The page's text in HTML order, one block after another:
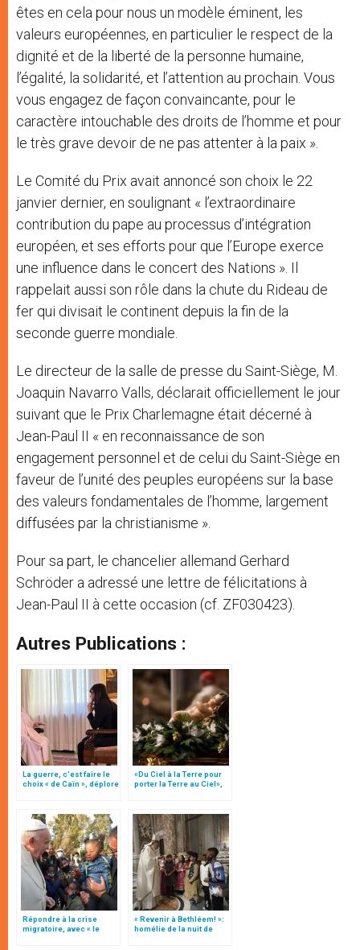
êtes en cela pour nous un modèle éminent, les
valeurs européennes, en particulier le respect de la
dignité et de la liberté de la personne humaine,
l’égalité, la solidarité, et l’attention au prochain. Vous
vous engagez de façon convaincante, pour le
caractère intouchable des droits de l’homme et pour
le très grave devoir de ne pas attenter à la paix ».
Le Comité du Prix avait annoncé son choix le 22
janvier dernier, en soulignant « l’extraordinaire
contribution du pape au processus d’intégration
européen, et ses efforts pour que l’Europe exerce
une influence dans le concert des Nations ». Il
rappelait aussi son rôle dans la chute du Rideau de
fer qui divisait le continent depuis la fin de la
seconde guerre mondiale.
Le directeur de la salle de presse du Saint-Siège, M.
Joaquin Navarro Valls, déclarait officiellement le jour
suivant que le Prix Charlemagne était décerné à
Jean-Paul II « en reconnaissance de son
engagement personnel et de celui du Saint-Siège en
faveur de l’unité des peuples européens sur la base
des valeurs fondamentales de l’homme, largement
diffusées par la christianisme ».
Pour sa part, le chancelier allemand Gerhard
Schröder a adressé une lettre de félicitations à
Jean-Paul II à cette occasion (cf. ZF030423).
Autres Publications :
La guerre, c’est faire le
choix « de Caïn », déplore
«Du Ciel à la Terre pour
porter la Terre au Ciel»,
Répondre à la crise
migratoire, avec « le
« Revenir à Bethléem! »:
homélie de la nuit de
Noël (texte complet)